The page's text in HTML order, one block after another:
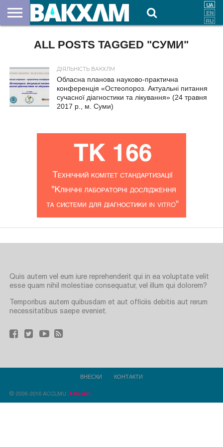
ВНЕСКИ
ДОКУМЕНТИ
НОВИНИ
КОНТАКТИ
ALL POSTS TAGGED "СУМИ"
ДІЯЛЬНІСТЬ ВАКХЛМ
Обласна планова науково-практична
конференція «Остеопороз. Актуальні питання
сучасної діагностики та лікування» (24 травня
2017 р., м. Суми)
Quis autem vel eum iure reprehenderit qui in ea voluptate velit
esse quam nihil molestiae consequatur, vel illum qui dolorem?
Temporibus autem quibusdam et aut officiis debitis aut rerum
necessitatibus saepe eveniet.
ВНЕСКИ КОНТАКТИ
© 2006-2016 ACCLMU. Atlaskit .